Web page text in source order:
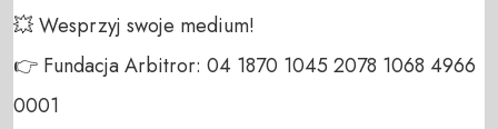
💥 Wesprzyj swoje medium!
👉 Fundacja Arbitror: 04 1870 1045 2078 1068 4966
0001